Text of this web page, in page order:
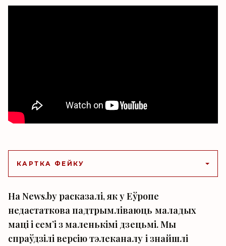
КАРТКА ФЕЙКУ
На News.by расказалі, як у Еўропе
недастаткова падтрымліваюць маладых
маці і семʼі з маленькімі дзецьмі. Мы
спраўдзілі версію тэлеканалу і знайшлі